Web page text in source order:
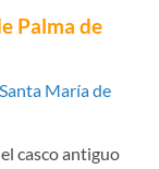
Palma de
María de
casco antiguo